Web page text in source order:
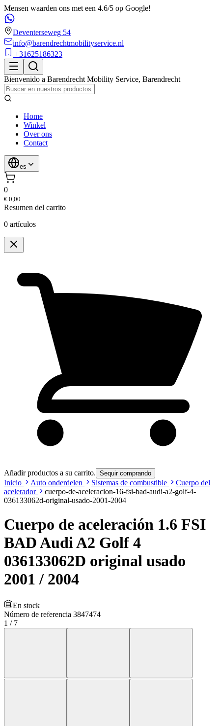
Mensen waarden ons met een 4.6/5 op Google!
Deventerseweg 54
info@barendrechtmobilityservice.nl
+31625186323
Bienvenido a Barendrecht Mobility Service, Barendrecht
Home
Winkel
Over ons
Contact
es
0
€ 0,00
Resumen del carrito
0 artículos
Añadir productos a su carrito. Sequir comprando
Inicio Auto onderdelen Sistemas de combustible
Cuerpo del
acelerador
cuerpo-de-aceleracion-16-fsi-bad-audi-a2-golf-4-
036133062d-original-usado-2001-2004
Cuerpo de aceleración 1.6 FSI
BAD Audi A2 Golf 4
036133062D original usado
2001 / 2004
En stock
Número de referencia 3847474
1 / 7